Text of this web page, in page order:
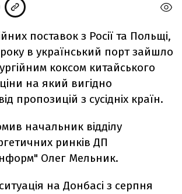
поставок з Росії та Польщі,
в український порт зайшло
коксом китайського
на який вигідно
пропозицій з сусідніх країн.
начальник відділу
ринків ДП
Олег Мельник.
на Донбасі з серпня